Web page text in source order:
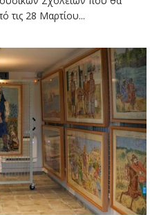
τις 28 Μαρτίου...